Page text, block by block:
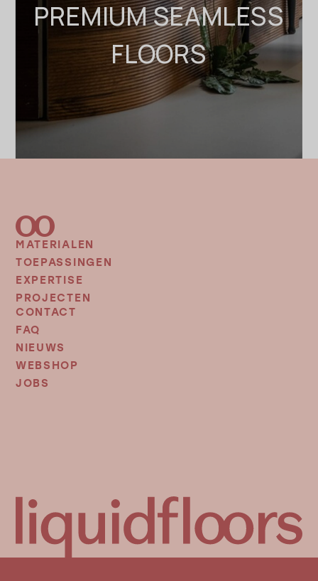
PREMIUM SEAMLESS
FLOORS
FOOTER
MENU
MATERIALEN
TOEPASSINGEN
EXPERTISE
PROJECTEN
FOOTER
MENU
2
CONTACT
FAQ
NIEUWS
WEBSHOP
JOBS